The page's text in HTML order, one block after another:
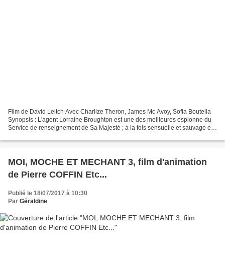
Film de David Leitch Avec Charlize Theron, James Mc Avoy, Sofia Boutella
Synopsis : L'agent Lorraine Broughton est une des meilleures espionne du
Service de renseignement de Sa Majesté ; à la fois sensuelle et sauvage et
MOI, MOCHE ET MECHANT 3, film d'animation
de Pierre COFFIN Etc...
Publié le 18/07/2017 à 10:30
Par Géraldine